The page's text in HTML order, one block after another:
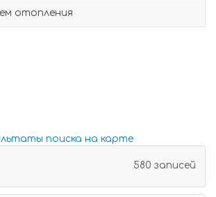
отопления
поиска на карте
580 записей